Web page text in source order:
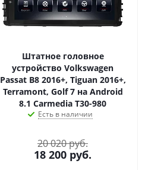
Штатное головное
устройство Volkswagen
Passat B8 2016+, Tiguan 2016+,
Terramont, Golf 7 на Android
8.1 Carmedia T30-980
Есть в наличии
20 020 руб.
18 200 руб.